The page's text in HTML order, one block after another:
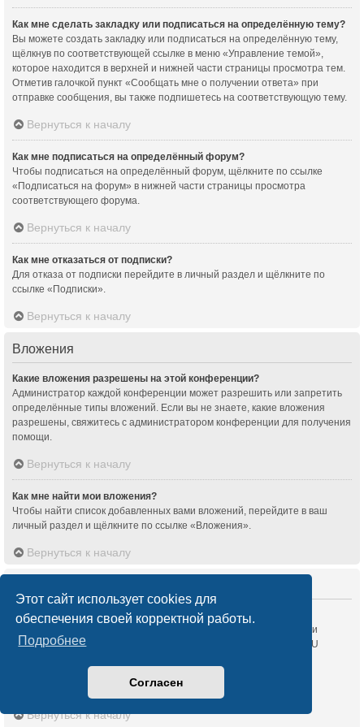
Этот сайт использует cookies для
обеспечения своей корректной работы.
Подробнее
Согласен
Как мне сделать закладку или подписаться на определённую тему?
Вы можете создать закладку или подписаться на определённую тему,
щёлкнув по соответствующей ссылке в меню «Управление темой»,
которое находится в верхней и нижней части страницы просмотра тем.
Отметив галочкой пункт «Сообщать мне о получении ответа» при
отправке сообщения, вы также подпишетесь на соответствующую тему.
Вернуться к началу
Как мне подписаться на определённый форум?
Чтобы подписаться на определённый форум, щёлкните по ссылке
«Подписаться на форум» в нижней части страницы просмотра
соответствующего форума.
Вернуться к началу
Как мне отказаться от подписки?
Для отказа от подписки перейдите в личный раздел и щёлкните по
ссылке «Подписки».
Вернуться к началу
Вложения
Какие вложения разрешены на этой конференции?
Администратор каждой конференции может разрешить или запретить
определённые типы вложений. Если вы не знаете, какие вложения
разрешены, свяжитесь с администратором конференции для получения
помощи.
Вернуться к началу
Как мне найти мои вложения?
Чтобы найти список добавленных вами вложений, перейдите в ваш
личный раздел и щёлкните по ссылке «Вложения».
Вернуться к началу
Кто написал эту конференцию?
Это программное обеспечение (в его исходной форме) создано и
распространяется
. Оно доступно на условиях GNU
About phpBB.
Вернуться к началу